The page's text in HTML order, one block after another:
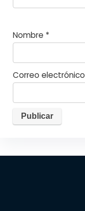
Nombre *
Correo electrónico